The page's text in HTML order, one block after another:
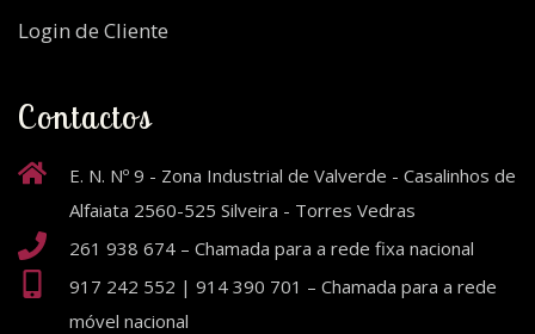
Login de Cliente
Contactos
E. N. Nº 9 - Zona Industrial de Valverde - Casalinhos de
Alfaiata 2560-525 Silveira - Torres Vedras
261 938 674 – Chamada para a rede fixa nacional
917 242 552 | 914 390 701 – Chamada para a rede
móvel nacional